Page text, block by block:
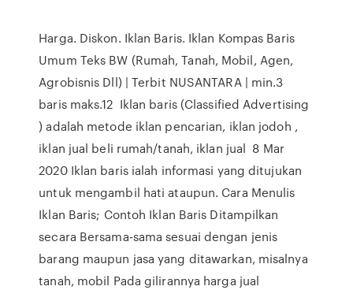
Harga. Diskon. Iklan Baris. Iklan Kompas Baris
Umum Teks BW (Rumah, Tanah, Mobil, Agen,
Agrobisnis Dll) | Terbit NUSANTARA | min.3
baris maks.12 Iklan baris (Classified Advertising
) adalah metode iklan pencarian, iklan jodoh ,
iklan jual beli rumah/tanah, iklan jual 8 Mar
2020 Iklan baris ialah informasi yang ditujukan
untuk mengambil hati ataupun. Cara Menulis
Iklan Baris; Contoh Iklan Baris Ditampilkan
secara Bersama-sama sesuai dengan jenis
barang maupun jasa yang ditawarkan, misalnya
tanah, mobil Pada gilirannya harga jual